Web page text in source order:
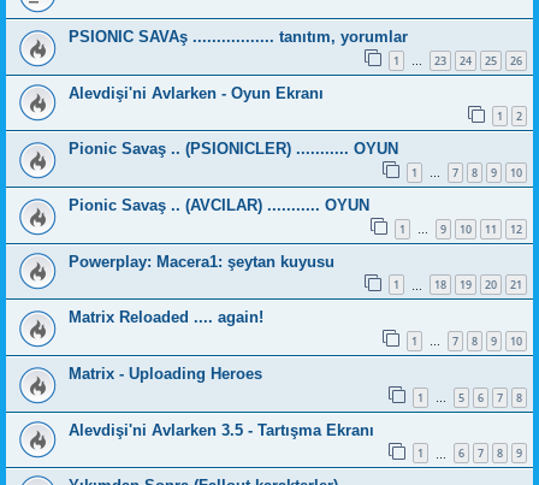
PSIONIC SAVAş ................. tanıtım, yorumlar
1 … 23 24 25 26
Alevdişi'ni Avlarken - Oyun Ekranı
1 2
Pionic Savaş .. (PSIONICLER) ........... OYUN
1 … 7 8 9 10
Pionic Savaş .. (AVCILAR) ........... OYUN
1 … 9 10 11 12
Powerplay: Macera1: şeytan kuyusu
1 18 19 20 21
Matrix Reloaded .... again!
1 … 7 8 9 10
Matrix - Uploading Heroes
1 5 6 7 8
Alevdişi'ni Avlarken 3.5 - Tartışma Ekranı
1 6 7 8 9